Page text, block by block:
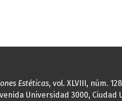
Estéticas, vol. XLVIII, núm.
Universidad 3000,